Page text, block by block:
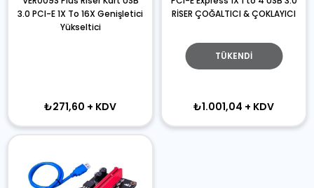
3.0 PCI-E 1X To 16X Genişletici
Yükseltici
₺271,60 + KDV
TÜKENDI
RİSER ÇOĞALTICI & ÇOKLAYICI
₺1.001,04 + KDV